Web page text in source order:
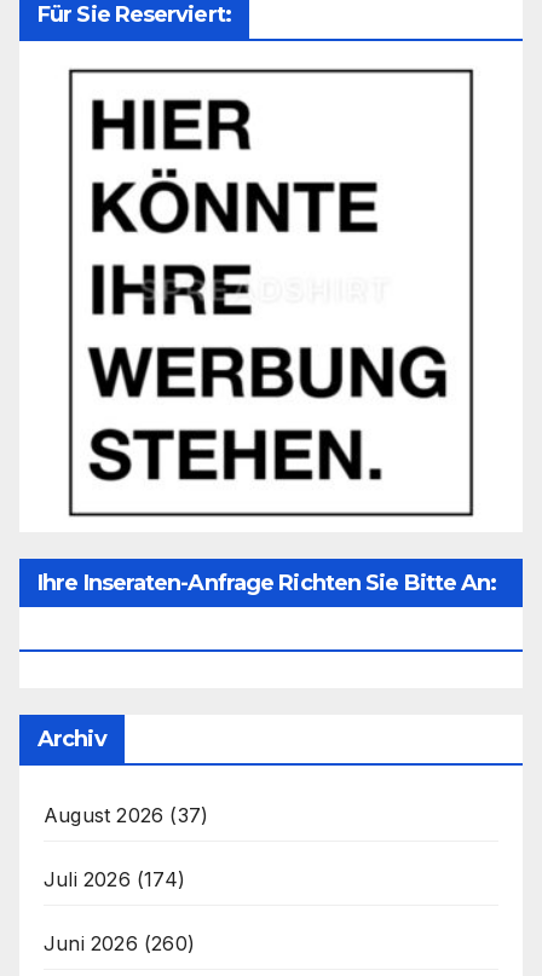
Für Sie Reserviert:
Ihre Inseraten-Anfrage Richten Sie Bitte An:
Archiv
August 2026 (37)
Juli 2026 (174)
Juni 2026 (260)